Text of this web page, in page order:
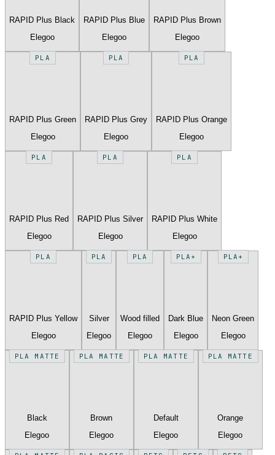
RAPID Plus Black
Elegoo
RAPID Plus Blue
Elegoo
RAPID Plus Brown
Elegoo
PLA
RAPID Plus Green
Elegoo
PLA
RAPID Plus Grey
Elegoo
PLA
RAPID Plus Orange
Elegoo
PLA
RAPID Plus Red
Elegoo
PLA
RAPID Plus Silver
Elegoo
PLA
RAPID Plus White
Elegoo
PLA
RAPID Plus Yellow
Elegoo
PLA
Silver
Elegoo
PLA
Wood filled
Elegoo
PLA+
Dark Blue
Elegoo
PLA+
Neon Green
Elegoo
PLA MATTE
Black
Elegoo
PLA MATTE
Brown
Elegoo
PLA MATTE
Default
Elegoo
PLA MATTE
Orange
Elegoo